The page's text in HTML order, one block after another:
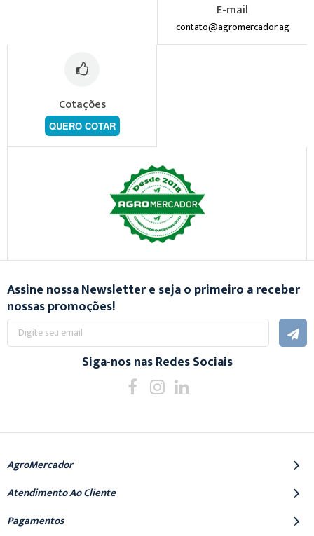
E-mail
contato@agromercador.ag
Cotações
QUERO COTAR
Assine nossa Newsletter e seja o primeiro a receber
nossas promoções!
Inscreva-
na
Siga-nos nas Redes Sociais
AgroMercador
Atendimento Ao Cliente
Pagamentos